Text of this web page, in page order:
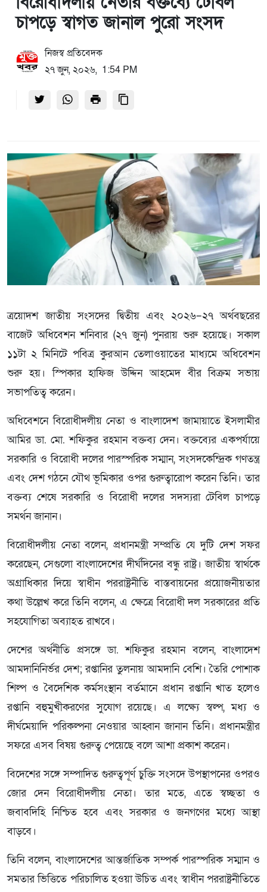
চাপড়ে স্বাগত জানাল পুরো সংসদ
নিজস্ব প্রতিবেদক
২৭ জুন, ২০২৬, 1:54 PM
ত্রয়োদশ জাতীয় সংসদের দ্বিতীয় এবং ২০২৬–২৭ অর্থবছরের
বাজেট অধিবেশন শনিবার (২৭ জুন) পুনরায় শুরু হয়েছে। সকাল
১১টা ২ মিনিটে পবিত্র কুরআন তেলাওয়াতের মাধ্যমে অধিবেশন
শুরু হয়। স্পিকার হাফিজ উদ্দিন আহমেদ বীর বিক্রম সভায়
সভাপতিত্ব করেন।
অধিবেশনে বিরোধীদলীয় নেতা ও বাংলাদেশ জামায়াতে ইসলামীর
আমির ডা. মো. শফিকুর রহমান বক্তব্য দেন। বক্তব্যের একপর্যায়ে
সরকারি ও বিরোধী দলের পারস্পরিক সম্মান, সংসদকেন্দ্রিক গণতন্ত্র
এবং দেশ গঠনে যৌথ ভূমিকার ওপর গুরুত্বারোপ করেন তিনি। তার
বক্তব্য শেষে সরকারি ও বিরোধী দলের সদস্যরা টেবিল চাপড়ে
সমর্থন জানান।
বিরোধীদলীয় নেতা বলেন, প্রধানমন্ত্রী সম্প্রতি যে দুটি দেশ সফর
করেছেন, সেগুলো বাংলাদেশের দীর্ঘদিনের বন্ধু রাষ্ট্র। জাতীয় স্বার্থকে
অগ্রাধিকার দিয়ে স্বাধীন পররাষ্ট্রনীতি বাস্তবায়নের প্রয়োজনীয়তার
কথা উল্লেখ করে তিনি বলেন, এ ক্ষেত্রে বিরোধী দল সরকারের প্রতি
সহযোগিতা অব্যাহত রাখবে।
দেশের অর্থনীতি প্রসঙ্গে ডা. শফিকুর রহমান বলেন, বাংলাদেশ
আমদানিনির্ভর দেশ; রপ্তানির তুলনায় আমদানি বেশি। তৈরি পোশাক
শিল্প ও বৈদেশিক কর্মসংস্থান বর্তমানে প্রধান রপ্তানি খাত হলেও
রপ্তানি বহুমুখীকরণের সুযোগ রয়েছে। এ লক্ষ্যে স্বল্প, মধ্য ও
দীর্ঘমেয়াদি পরিকল্পনা নেওয়ার আহ্বান জানান তিনি। প্রধানমন্ত্রীর
সফরে এসব বিষয় গুরুত্ব পেয়েছে বলে আশা প্রকাশ করেন।
বিদেশের সঙ্গে সম্পাদিত গুরুত্বপূর্ণ চুক্তি সংসদে উপস্থাপনের ওপরও
জোর দেন বিরোধীদলীয় নেতা। তার মতে, এতে স্বচ্ছতা ও
জবাবদিহি নিশ্চিত হবে এবং সরকার ও জনগণের মধ্যে আস্থা
বাড়বে।
তিনি বলেন, বাংলাদেশের আন্তর্জাতিক সম্পর্ক পারস্পরিক সম্মান ও
সমতার ভিত্তিতে পরিচালিত হওয়া উচিত এবং স্বাধীন পররাষ্ট্রনীতিতে